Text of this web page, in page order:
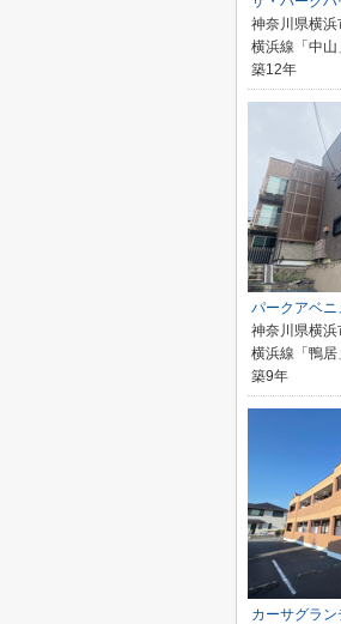
神奈川県横浜
横浜線「中
築12年
パークアベ
神奈川県横浜
横浜線「鴨
築9年
カーサグラン